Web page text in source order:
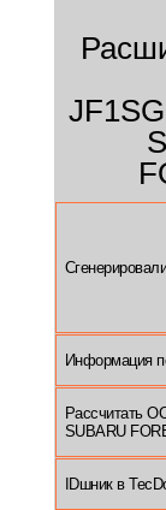
Информация
Рассчитать
SUBARU
IDшник в